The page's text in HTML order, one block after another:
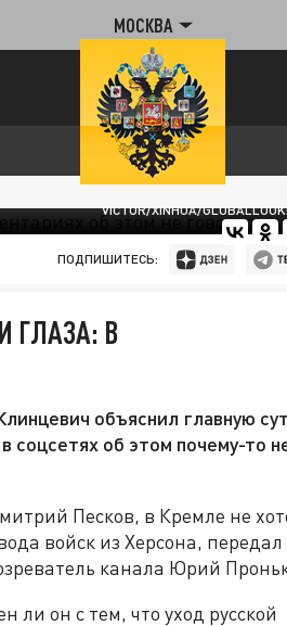
МОСКВА
VICTOR/XINHUA/
ПОДПИШИТЕСЬ:
ГЛАЗА: В
объяснил главную
соцсетях об этом почему-то
Песков, в Кремле не
войск из Херсона, передал
канала Юрий
ли он с тем, что уход русской